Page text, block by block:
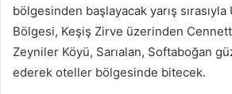
bölgesinden başlayacak yarış
Bölgesi, Keşiş Zirve üzerinden
Zeyniler Köyü, Sarıalan, Softaboğan
ederek oteller bölgesinde bitecek.